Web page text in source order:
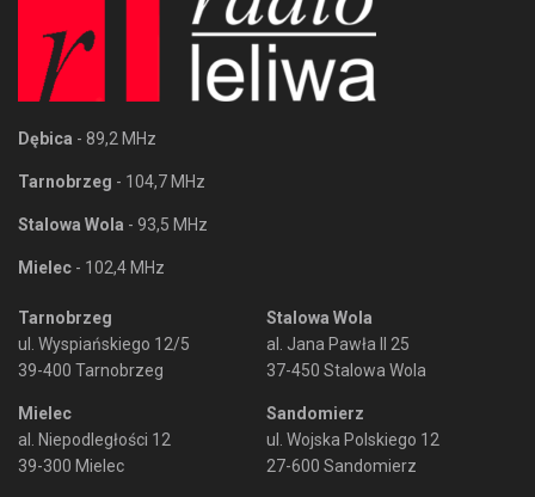
Dębica - 89,2 MHz
Tarnobrzeg - 104,7 MHz
Stalowa Wola - 93,5 MHz
Mielec - 102,4 MHz
Tarnobrzeg
ul. Wyspiańskiego 12/5
39-400 Tarnobrzeg
Mielec
al. Niepodległości 12
39-300 Mielec
Stalowa Wola
al. Jana Pawła II 25
37-450 Stalowa Wola
Sandomierz
ul. Wojska Polskiego 12
27-600 Sandomierz